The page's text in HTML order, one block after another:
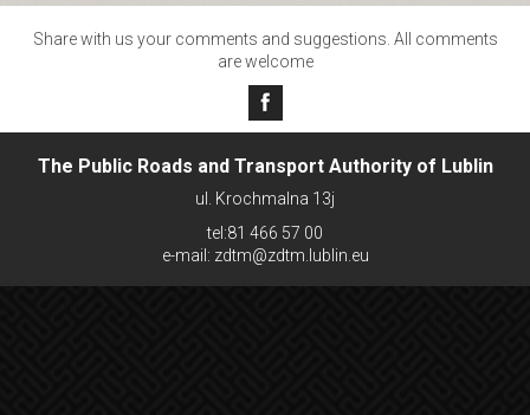
Share with us your comments and suggestions. All comments
are welcome
The Public Roads and Transport Authority of Lublin
ul. Krochmalna 13j
tel:81 466 57 00
e-mail: zdtm@zdtm.lublin.eu